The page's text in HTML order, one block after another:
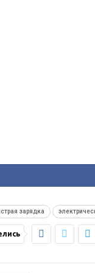
зарядка